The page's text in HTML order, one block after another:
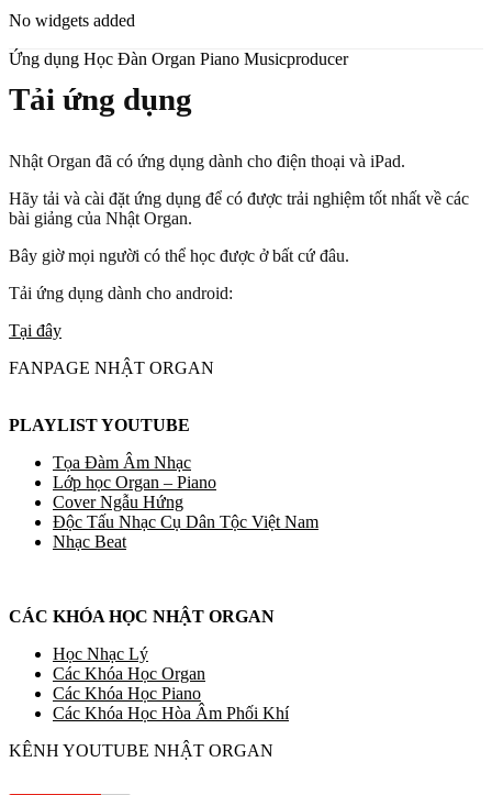
No widgets added
Ứng dụng Học Đàn Organ Piano Musicproducer
Tải ứng dụng
Nhật Organ đã có ứng dụng dành cho điện thoại và iPad.
Hãy tải và cài đặt ứng dụng để có được trải nghiệm tốt nhất về các
bài giảng của Nhật Organ.
Bây giờ mọi người có thể học được ở bất cứ đâu.
Tải ứng dụng dành cho android:
Tại đây
FANPAGE NHẬT ORGAN
PLAYLIST YOUTUBE
Tọa Đàm Âm Nhạc
Lớp học Organ – Piano
Cover Ngẫu Hứng
Độc Tấu Nhạc Cụ Dân Tộc Việt Nam
Nhạc Beat
CÁC KHÓA HỌC NHẬT ORGAN
Học Nhạc Lý
Các Khóa Học Organ
Các Khóa Học Piano
Các Khóa Học Hòa Âm Phối Khí
KÊNH YOUTUBE NHẬT ORGAN